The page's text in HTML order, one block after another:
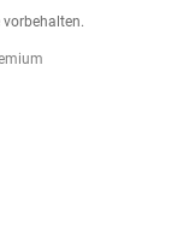
vorbehalten.